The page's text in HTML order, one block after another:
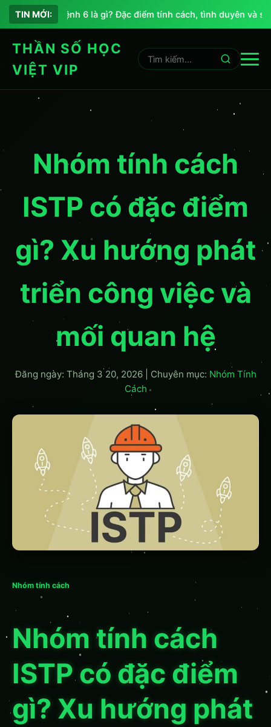
TIN MỚI:
Chỉ số sứ mệnh 6 là gì? Đặc điểm tính cách, tình duyên và sự
THẦN SỐ HỌC
VIỆT VIP
Nhóm tính cách
ISTP có đặc điểm
gì? Xu hướng phát
triển công việc và
mối quan hệ
Đăng ngày: Tháng 3 20, 2026| Chuyên mục: Nhóm Tính
Cách
Nhóm tính cách
Nhóm tính cách
ISTP có đặc điểm
gì? Xu hướng phát